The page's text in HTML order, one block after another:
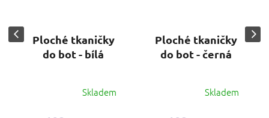
Ploché tkaničky
do bot - bílá
Skladem
Ploché tkaničky
do bot - černá
Skladem